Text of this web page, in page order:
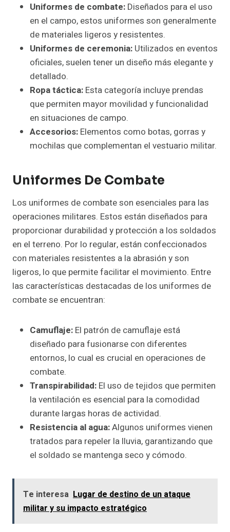
Uniformes de combate: Diseñados para el uso
en el campo, estos uniformes son generalmente
de materiales ligeros y resistentes.
Uniformes de ceremonia: Utilizados en eventos
oficiales, suelen tener un diseño más elegante y
detallado.
Ropa táctica: Esta categoría incluye prendas
que permiten mayor movilidad y funcionalidad
en situaciones de campo.
Accesorios: Elementos como botas, gorras y
mochilas que complementan el vestuario militar.
Uniformes De Combate
Los uniformes de combate son esenciales para las
operaciones militares. Estos están diseñados para
proporcionar durabilidad y protección a los soldados
en el terreno. Por lo regular, están confeccionados
con materiales resistentes a la abrasión y son
ligeros, lo que permite facilitar el movimiento. Entre
las características destacadas de los uniformes de
combate se encuentran:
Camuflaje: El patrón de camuflaje está
diseñado para fusionarse con diferentes
entornos, lo cual es crucial en operaciones de
combate.
Transpirabilidad: El uso de tejidos que permiten
la ventilación es esencial para la comodidad
durante largas horas de actividad.
Resistencia al agua:Algunos uniformes vienen
tratados para repeler la lluvia, garantizando que
el soldado se mantenga seco y cómodo.
Te interesa Lugar de destino de un ataque
militar y su impacto estratégico